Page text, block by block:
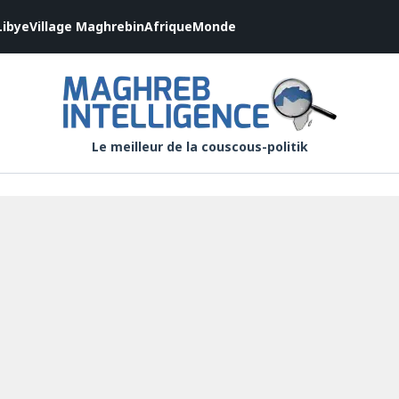
Village MaghrebinAfriqueMonde
Le meilleur de la couscous-politik